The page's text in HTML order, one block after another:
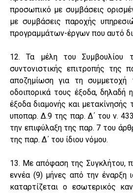
προσωπικό με συμβάσεις
με συμβάσεις παροχής
προγραμμάτων-έργων που αυτό
12. Τα μέλη του Συμβουλίου
συντονιστικής επιτροπής της
αποζημίωση για τη
οδοιπορικά τους έξοδα, δηλαδή
έξοδα διαμονής και
υποπαρ. Δ.9 της παρ. Δ΄ του ν.
την επιφύλαξη της παρ. 7 του
της παρ. Δ΄ του ίδιου νόμου.
13. Με απόφαση της Συγκλήτου,
εννέα (9) μήνες από την έναρξη
καταρτίζεται ο εσωτερικός